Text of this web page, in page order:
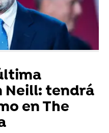
Neill: tendrá
en The